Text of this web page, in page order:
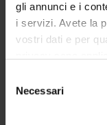
gli annunci e i
i servizi. Avete la
vostri dati e per
modificare o
momento dalla
delNecessari
GRUPPI DI
Carcinoma del
COVID
Diagnostica
Digital